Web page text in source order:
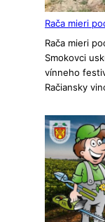
Rača mieri
Rača mieri
Smokovci
vínneho
Račiansky